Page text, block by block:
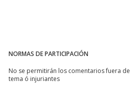
NORMAS DE PARTICIPACIÓN
No se permitirán los comentarios fuera de
tema ó injuriantes